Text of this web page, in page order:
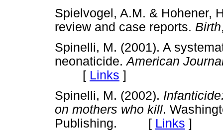
Spielvogel, A.M. & Hohener,
review and case reports. Birth
Spinelli, M. (2001). A
neonaticide.American
[ Links ]
Spinelli, M. (2002).
on mothers who kill.
Publishing. [ Links ]